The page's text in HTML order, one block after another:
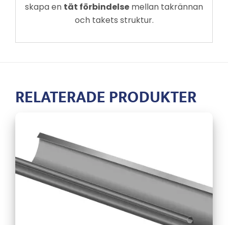
skapa en tät förbindelse mellan takrännan
och takets struktur.
RELATERADE PRODUKTER